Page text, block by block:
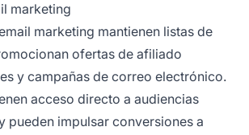
marketing
marketing mantienen listas de
ofertas de afiliado
y campañas de correo electrónico.
acceso directo a audiencias
pueden impulsar conversiones a